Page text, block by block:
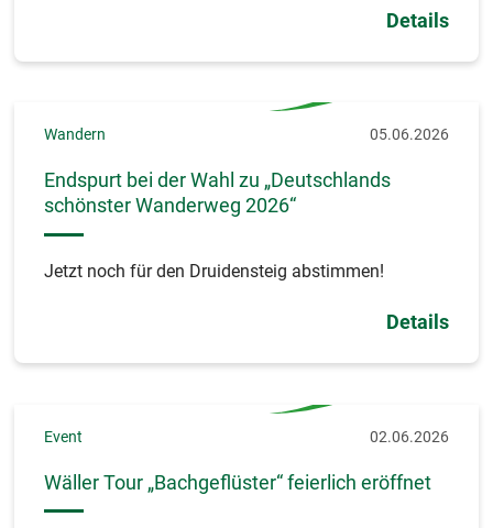
Details
Wandern 05.06.2026
Endspurt bei der Wahl zu „Deutschlands
schönster Wanderweg 2026“
Jetzt noch für den Druidensteig abstimmen!
Details
Event 02.06.2026
Wäller Tour „Bachgeflüster“ feierlich eröffnet